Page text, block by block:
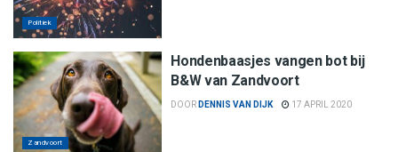
Politiek
Zandvoort
Hondenbaasjes vangen bot bij
B&W van Zandvoort
DOOR DENNIS VAN DIJK 17 APRIL 2020